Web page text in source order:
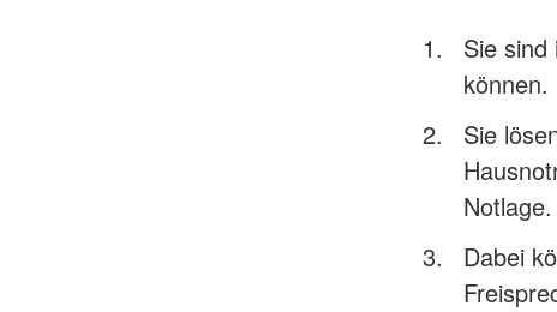
Sie
können.
Sie
Notlage.
Dabei